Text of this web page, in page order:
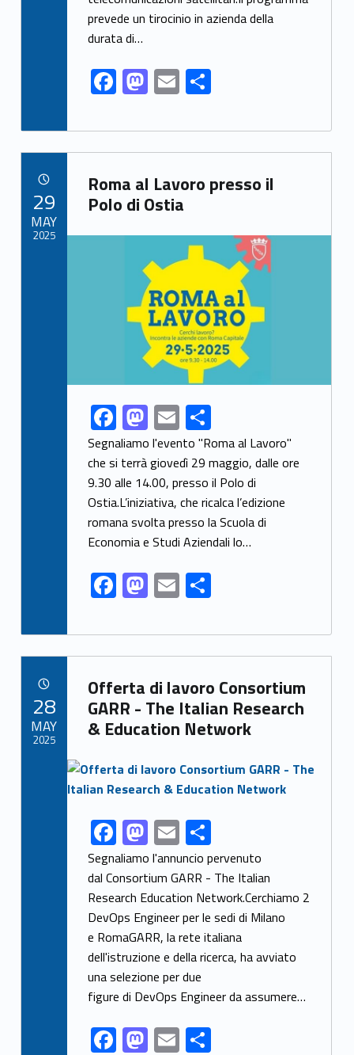
prevede un tirocinio in azienda della
durata di…
F
ac
e
b
o
o
k
M
as
to
d
o
n
E
m
ai
l
S
ar
e
Link identifier archive #link-archive-4983
Roma al Lavoro presso il
Polo di Ostia
Link identifier archive #link-archive-thumb-soap-61121
Link identifier share facebook archive #share-link-archive-42348F
ac
e
b
o
o
k
M
as
to
d
o
n
E
m
ai
l
S
h
ar
e
Segnaliamo l'evento "Roma al Lavoro"
che si terrà giovedì 29 maggio, dalle ore
9.30 alle 14.00, presso il Polo di
Ostia.L’iniziativa, che ricalca l’edizione
romana svolta presso la Scuola di
Economia e Studi Aziendali lo…
F
ac
e
b
o
o
k
M
as
to
d
o
n
E
m
ai
l
S
ar
e
29
MAY
2025
Link identifier archive #link-archive-66982
Offerta di lavoro Consortium
GARR - The Italian Research
& Education Network
Link identifier archive #link-archive-thumb-soap-79864
Link identifier share facebook archive #share-link-archive-70022F
ac
e
b
o
o
k
M
as
to
d
o
n
E
m
ai
l
S
h
ar
e
Segnaliamo l'annuncio pervenuto
dal Consortium GARR - The Italian
Research Education Network.Cerchiamo 2
DevOps Engineer per le sedi di Milano
e RomaGARR, la rete italiana
dell'istruzione e della ricerca, ha avviato
una selezione per due
figure di DevOps Engineer da assumere…
F M E S
28
MAY
2025